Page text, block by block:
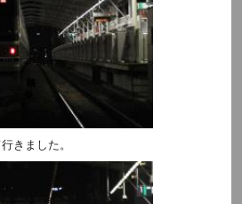
きました。